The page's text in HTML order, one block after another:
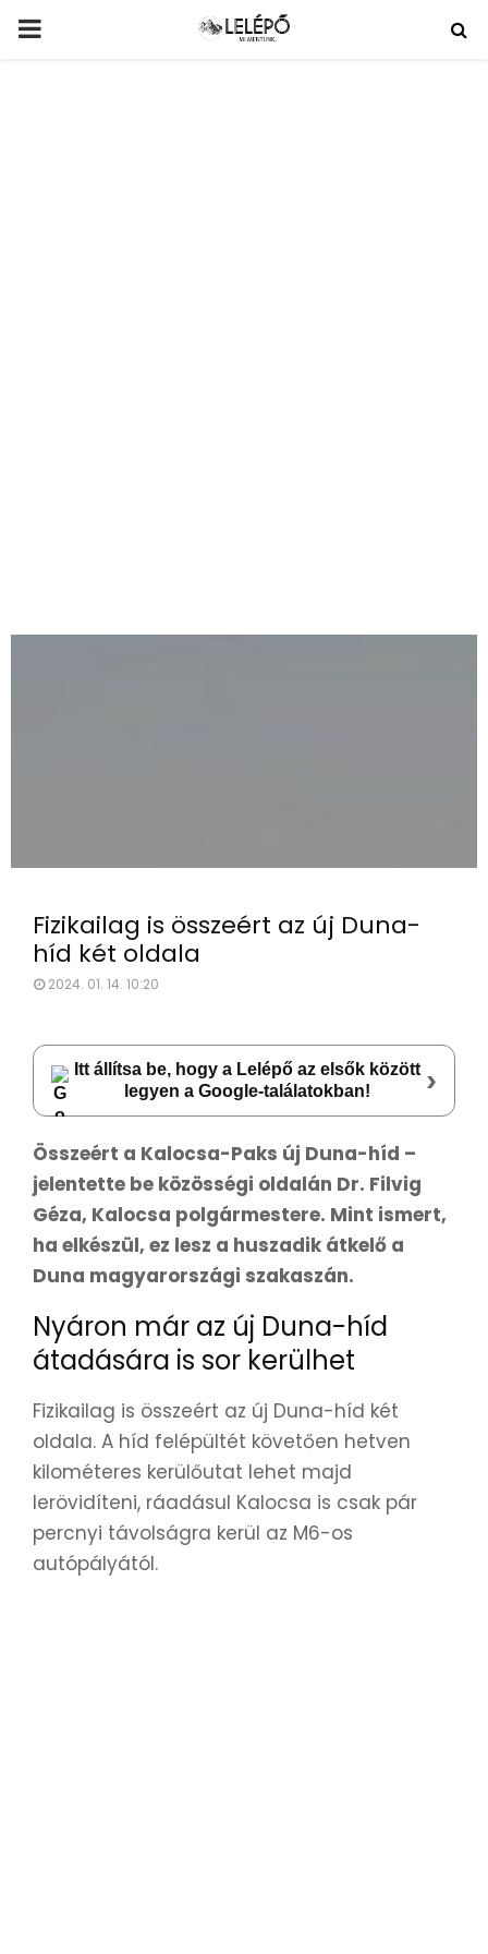
PRIMARY
Fizikailag is összeért az új Duna-
híd két oldala
2024. 01. 14. 10:20
Itt állítsa be, hogy a Lelépő az elsők között
legyen a Google-találatokban!
›
Összeért a Kalocsa-Paks új Duna-híd –
jelentette be közösségi oldalán Dr. Filvig
Géza, Kalocsa polgármestere. Mint ismert,
ha elkészül, ez lesz a huszadik átkelő a
Duna magyarországi szakaszán.
Nyáron már az új Duna-híd
átadására is sor kerülhet
Fizikailag is összeért az új Duna-híd két
oldala. A híd felépültét követően hetven
kilométeres kerülőutat lehet majd
lerövidíteni, ráadásul Kalocsa is csak pár
percnyi távolságra kerül az M6-os
autópályától.